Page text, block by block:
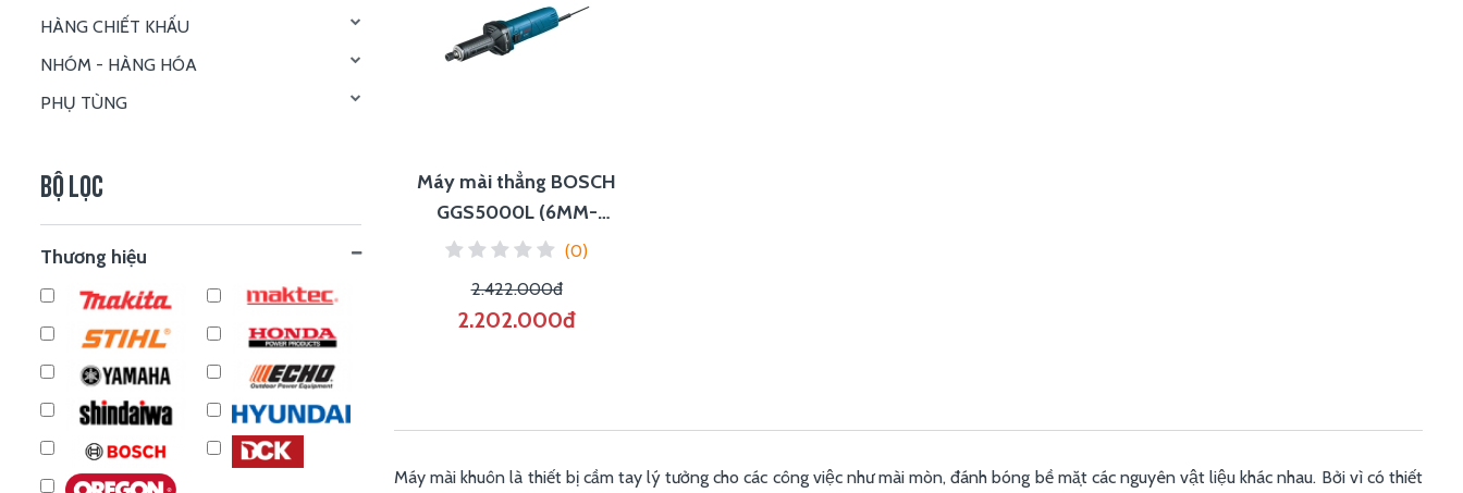
HÀNG CHIẾT KHẤU
NHÓM - HÀNG HÓA
PHỤ TÙNG
BỘ LỌC
Thương hiệu
Máy mài thẳng BOSCH
GGS5000L (6MM-
500W)/06012241K0
(0)
2.422.000đ
2.202.000đ
Máy mài khuôn là thiết bị cầm tay lý tưởng cho các công việc như mài mòn, đánh bóng bề mặt các nguyên vật liệu khác nhau. Bởi vì có thiết